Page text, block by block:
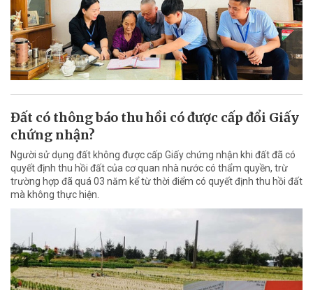
Đất có thông báo thu hồi có được cấp đổi Giấy
chứng nhận?
Người sử dụng đất không được cấp Giấy chứng nhận khi đất đã có
quyết định thu hồi đất của cơ quan nhà nước có thẩm quyền, trừ
trường hợp đã quá 03 năm kể từ thời điểm có quyết định thu hồi đất
mà không thực hiện.